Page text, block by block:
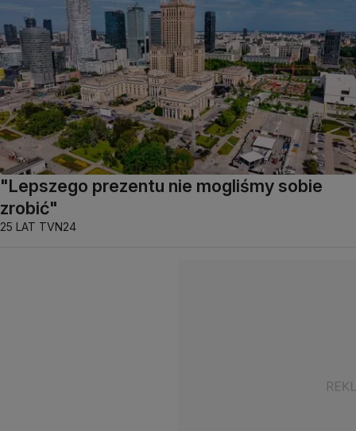
"Lepszego prezentu nie mogliśmy sobie
zrobić"
25 LAT TVN24